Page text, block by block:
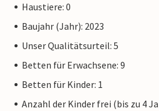
Haustiere: 0
Baujahr (Jahr): 2023
Unser Qualitätsurteil: 5
Betten für Erwachsene: 9
Betten für Kinder: 1
Anzahl der Kinder frei (bis zu 4